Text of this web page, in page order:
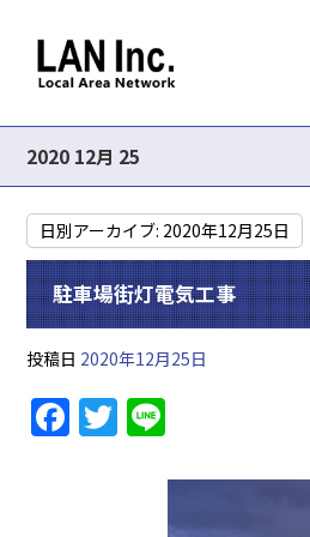
2020 12月 25
日別アーカイブ: 2020年12月25日
駐車場街灯電気工事
投稿日 2020年12月25日
F
a
T
w
e